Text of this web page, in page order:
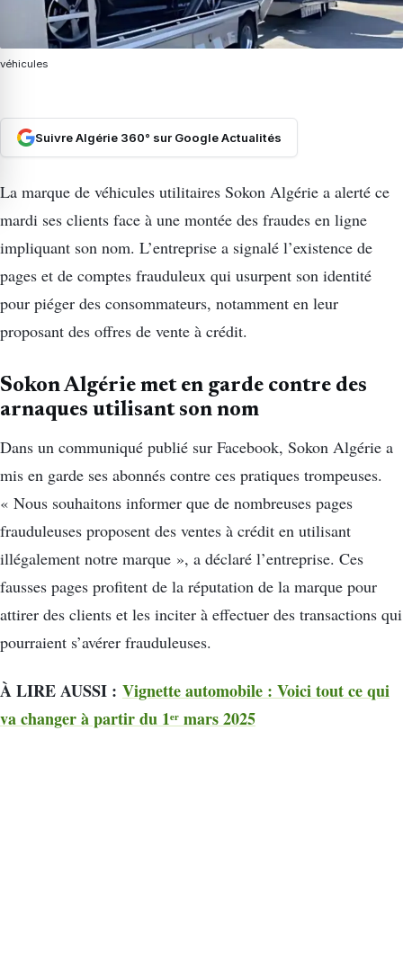
véhicules
Suivre Algérie 360° sur Google Actualités
La marque de véhicules utilitaires Sokon Algérie a alerté ce
mardi ses clients face à une montée des fraudes en ligne
impliquant son nom. L’entreprise a signalé l’existence de
pages et de comptes frauduleux qui usurpent son identité
pour piéger des consommateurs, notamment en leur
proposant des offres de vente à crédit.
Sokon Algérie met en garde contre des
arnaques utilisant son nom
Dans un communiqué publié sur Facebook, Sokon Algérie a
mis en garde ses abonnés contre ces pratiques trompeuses.
« Nous souhaitons informer que de nombreuses pages
frauduleuses proposent des ventes à crédit en utilisant
illégalement notre marque », a déclaré l’entreprise. Ces
fausses pages profitent de la réputation de la marque pour
attirer des clients et les inciter à effectuer des transactions qui
pourraient s’avérer frauduleuses.
À LIRE AUSSI : Vignette automobile : Voici tout ce qui
va changer à partir du 1ᵉʳ mars 2025